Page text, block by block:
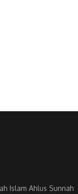
Islam Ahlus Sunnah